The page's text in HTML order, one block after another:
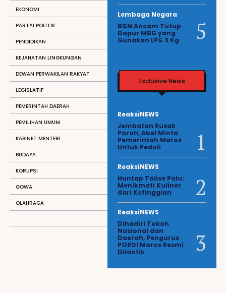
EKONOMI
PARTAI POLITIK
PENDIDIKAN
KEJAHATAN LINGKUNGAN
DEWAN PERWAKILAN RAKYAT
LEGISLATIF
PEMERINTAH DAERAH
PEMILIHAN UMUM
KABINET MENTERI
BUDAYA
KORUPSI
GOWA
OLAHRAGA
Lembaga Negara
BGN Ancam Tutup
Dapur MBG yang
Gunakan LPG 3 Kg
Exclusive News
ReaksiNEWS
Jembatan Rusak
Parah, Abel Minta
Pemerintah Maros
Untuk Peduli
ReaksiNEWS
Huntap Talise Palu:
Menikmati Kuliner
dari Ketinggian
ReaksiNEWS
Dihadiri Tokoh
Nasional dan
Daerah, Pengurus
PORDI Maros Resmi
Dilantik